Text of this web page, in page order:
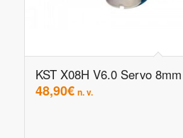
KST X08H V6.0 Servo
48,90€ n. v.